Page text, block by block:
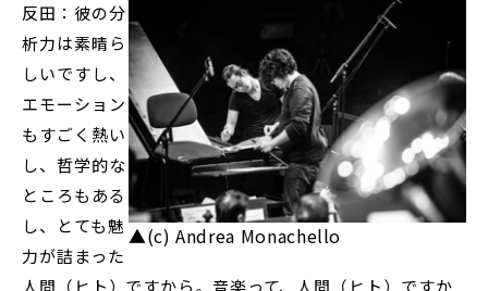
▲(c) Andrea Monachello
反田：彼の分
析力は素晴ら
しいですし、
エモーション
もすごく熱い
し、哲学的な
ところもある
し、とても魅
力が詰まった
人間（ヒト）ですから。音楽って、人間（ヒト）ですか